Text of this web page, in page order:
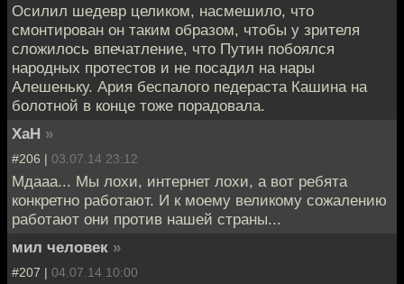
Осилил шедевр целиком, насмешило, что
смонтирован он таким образом, чтобы у зрителя
сложилось впечатление, что Путин побоялся
народных протестов и не посадил на нары
Алешеньку. Ария беспалого педераста Кашина на
болотной в конце тоже порадовала.
XaH »
#206 | 03.07.14 23:12
Мдааа... Мы лохи, интернет лохи, а вот ребята
конкретно работают. И к моему великому сожалению
работают они против нашей страны...
мил человек »
#207 | 04.07.14 10:00